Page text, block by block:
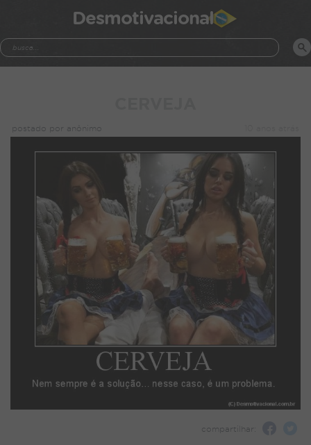
Desmotivacional
postado por anônimo
compartilhar: